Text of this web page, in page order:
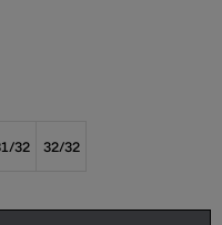
32 32/32